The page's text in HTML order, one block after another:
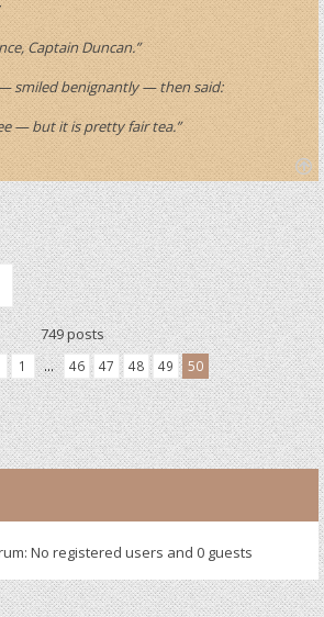
Captain Duncan.”
smiled benignantly — then said:
— but it is pretty fair tea.”
T
o
p
749 posts
1 … 46 47 48 49 50
No registered users and 0 guests